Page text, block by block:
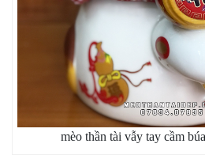
mèo thần tài vẫy tay cầm